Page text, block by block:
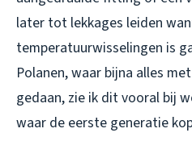
later tot lekkages leiden
temperatuurwisselingen is
Polanen, waar bijna alles
gedaan, zie ik dit vooral bij
waar de eerste generatie